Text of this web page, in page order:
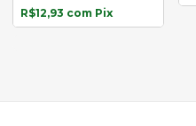
R$12,93 com Pix